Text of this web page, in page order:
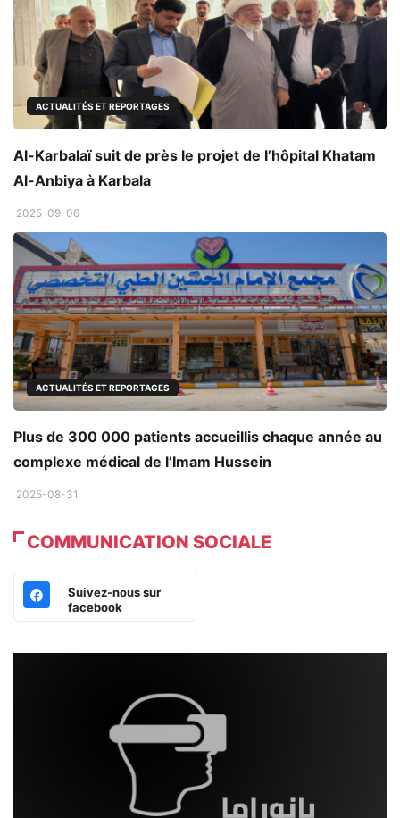
ACTUALITÉS ET REPORTAGES
Al-Karbalaï suit de près le projet de l’hôpital Khatam
Al-Anbiya à Karbala
2025-09-06
ACTUALITÉS ET REPORTAGES
Plus de 300 000 patients accueillis chaque année au
complexe médical de l’Imam Hussein
2025-08-31
COMMUNICATION SOCIALE
Suivez-nous sur
facebook